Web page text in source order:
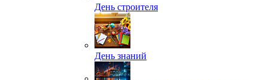
День строителя
День знаний